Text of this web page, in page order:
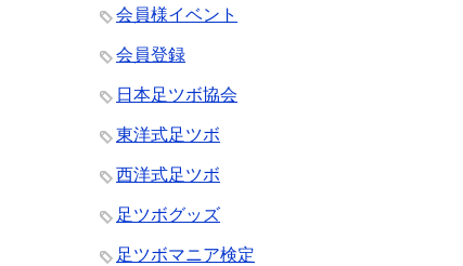
会員様イベント
会員登録
日本足ツボ協会
東洋式足ツボ
西洋式足ツボ
足ツボグッズ
足ツボマニア検定